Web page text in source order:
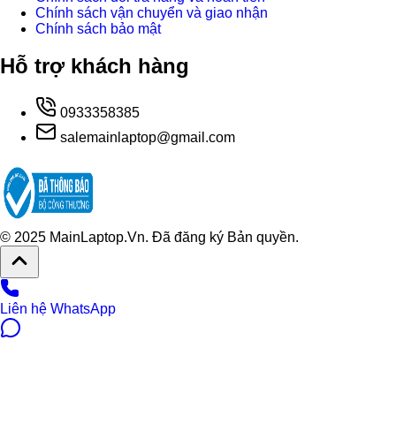
Chính sách vận chuyển và giao nhận
Chính sách bảo mật
Hỗ trợ khách hàng
0933358385
salemainlaptop@gmail.com
© 2025 MainLaptop.Vn. Đã đăng ký Bản quyền.
Liên hệ WhatsApp